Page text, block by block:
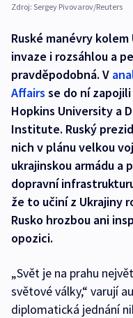
Zdroj: Sergey Pivovarov/Reuters
Ruské manévry
invaze i rozsáhlou a
pravděpodobná. V
Affairs se do ní
Hopkins University a
Institute. Ruský
nich v plánu velkou
ukrajinskou armádu a
dopravní
že to učiní z Ukrajiny
Rusko hrozbou ani
opozici.
„Svět je na prahu
světové války,“ varují
diplomatická jednání